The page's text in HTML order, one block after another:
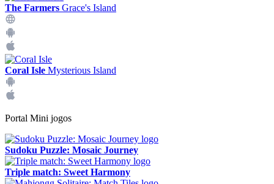
The Farmers Grace's Island
Coral Isle Mysterious Island
Portal Mini jogos
Sudoku Puzzle: Mosaic Journey
Triple match: Sweet Harmony